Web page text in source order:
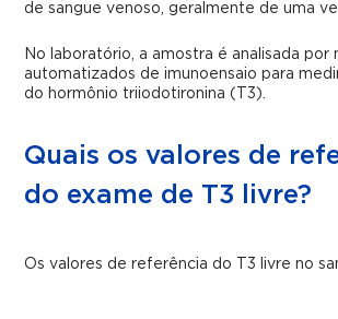
de sangue venoso, geralmente de uma
No laboratório, a amostra é analisada por
automatizados de imunoensaio para
do hormônio triiodotironina (T3).
Quais os valores de
do exame de T3 livre?
Os valores de referência do T3 livre no